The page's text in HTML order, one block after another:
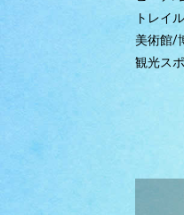
トレイ
美術館/
観光ス